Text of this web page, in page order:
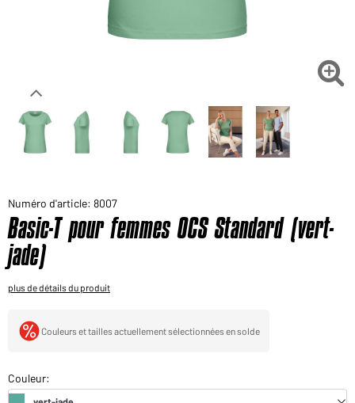
Voudriez-vous acheter des produits pour votre besoin

Numéro d'article: 8007
Basic-T pour femmes OCS Standard (vert-
jade)
plus de détails du produit
Couleurs et tailles actuellement sélectionnées en solde